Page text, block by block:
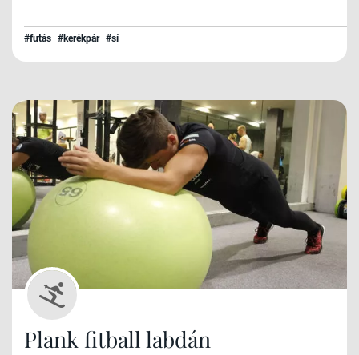
#futás #kerékpár #sí
Plank fitball labdán